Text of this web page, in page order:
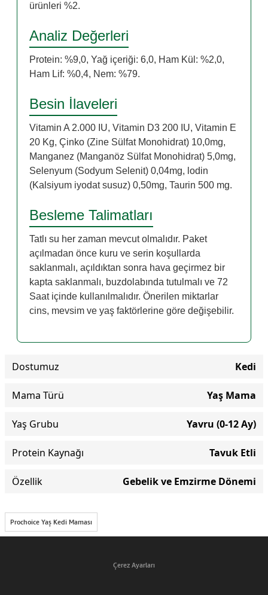
ürünleri %2.
Analiz Değerleri
Protein: %9,0, Yağ içeriği: 6,0, Ham Kül: %2,0,
Ham Lif: %0,4, Nem: %79.
Besin İlaveleri
Vitamin A 2.000 IU, Vitamin D3 200 IU, Vitamin E
20 Kg, Çinko (Zine Sülfat Monohidrat) 10,0mg,
Manganez (Manganöz Sülfat Monohidrat) 5,0mg,
Selenyum (Sodyum Selenit) 0,04mg, lodin
(Kalsiyum iyodat susuz) 0,50mg, Taurin 500 mg.
Besleme Talimatları
Tatlı su her zaman mevcut olmalıdır. Paket
açılmadan önce kuru ve serin koşullarda
saklanmalı, açıldıktan sonra hava geçirmez bir
kapta saklanmalı, buzdolabında tutulmalı ve 72
Saat içinde kullanılmalıdır. Önerilen miktarlar
cins, mevsim ve yaş faktörlerine göre değişebilir.
Dostumuz Kedi
Mama Türü Yaş Mama
Yaş Grubu Yavru (0-12 Ay)
Protein Kaynağı Tavuk Etli
Özellik Gebelik ve Emzirme Dönemi
Prochoice Yaş Kedi Maması
Çerez Ayarları